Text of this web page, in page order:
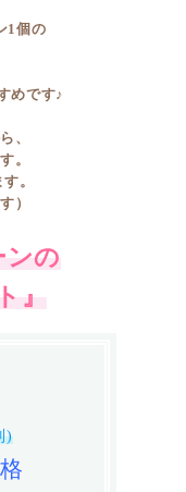
1個の
めです♪
、
。
。
）
ンの
』
)